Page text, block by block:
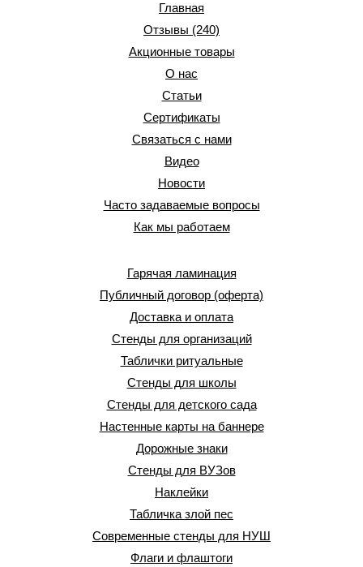
Главная
Отзывы (240)
Акционные товары
О нас
Статьи
Сертификаты
Связаться с нами
Видео
Новости
Часто задаваемые вопросы
Как мы работаем
Гарячая ламинация
Публичный договор (оферта)
Доставка и оплата
Стенды для организаций
Таблички ритуальные
Стенды для школы
Стенды для детского сада
Настенные карты на баннере
Дорожные знаки
Стенды для ВУЗов
Наклейки
Табличка злой пес
Современные стенды для НУШ
Флаги и флаштоги